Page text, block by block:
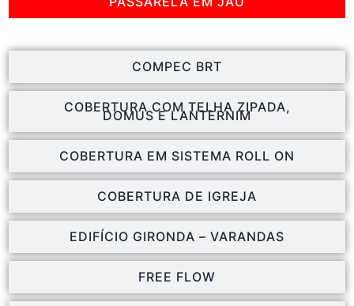
COMPEC BRT
COBERTURA COM TELHA ZIPADA,
DOMUS E LANTERNIM
COBERTURA EM SISTEMA ROLL ON
COBERTURA DE IGREJA
EDIFÍCIO GIRONDA – VARANDAS
FREE FLOW